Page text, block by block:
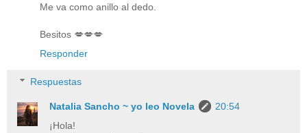
Me va como anillo al dedo.
Besitos 💋💋💋
Responder
Respuestas
Natalia Sancho ~ yo leo Novela
20:54
¡Hola!